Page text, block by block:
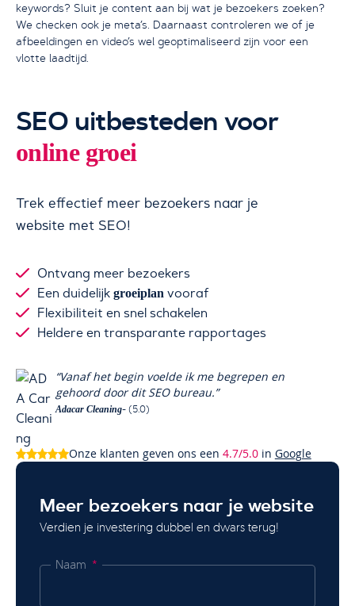
keywords? Sluit je content aan bij wat je bezoekers zoeken?
We checken ook je meta’s. Daarnaast controleren we of je
afbeeldingen en video’s wel geoptimaliseerd zijn voor een
vlotte laadtijd.
SEO uitbesteden voor
online groei
Trek effectief meer bezoekers naar je
website met SEO!
Ontvang meer bezoekers
Een duidelijkgroeiplan vooraf
Flexibiliteit en snel schakelen
Heldere en transparante rapportages
“Vanaf het begin voelde ik me begrepen en
gehoord door dit SEO bureau.”
Adacar Cleaning- (5.0)
Onze klanten geven ons een 4.7/5.0in Google
Meer bezoekers naar je website
Verdien je investering dubbel en dwars terug!
Naam